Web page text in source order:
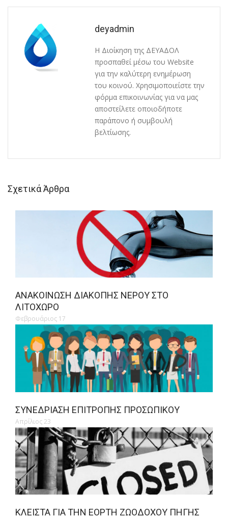
deyadmin
Η Διοίκηση της ΔΕΥΑΔΟΛ
προσπαθεί μέσω του Website
για την καλύτερη ενημέρωση
του κοινού. Χρησιμοποιείστε την
φόρμα επικοινωνίας για να μας
αποστείλετε οποιοδήποτε
παράπονο ή συμβουλή
βελτίωσης.
Σχετικά Άρθρα
ΑΝΑΚΟΊΝΩΣΗ ΔΙΑΚΟΠΉΣ ΝΕΡΟΎ ΣΤΟ
ΛΙΤΌΧΩΡΟ
Φεβρουάριος 17
ΣΥΝΕΔΡΊΑΣΗ ΕΠΙΤΡΟΠΉΣ ΠΡΟΣΩΠΙΚΟΎ
Απρίλιος 23
ΚΛΕΙΣΤΆ ΓΙΑ ΤΗΝ ΕΟΡΤΉ ΖΩΟΔΌΧΟΥ ΠΗΓΉΣ